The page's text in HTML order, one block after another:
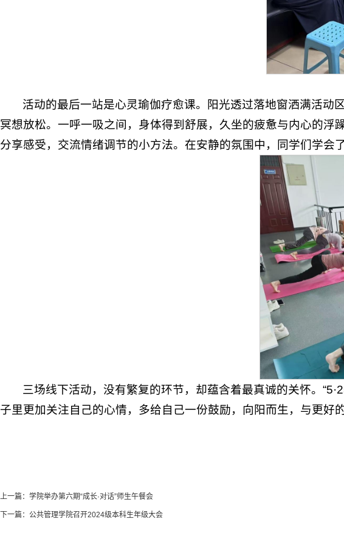
活动的最后一站是心灵瑜伽疗愈课。阳光透过落地窗洒满活
冥想放松。一呼一吸之间，身体得到舒展，久坐的疲惫与内心的
分享感受，交流情绪调节的小方法。在安静的氛围中，同学们学会
三场线下活动，没有繁复的环节，却蕴含着最真诚的关怀。
子里更加关注自己的心情，多给自己一份鼓励，向阳而生，与更好
上一篇： 学院举办第六期“成长·对话”师生午餐会
下一篇： 公共管理学院召开2024级本科生年级大会